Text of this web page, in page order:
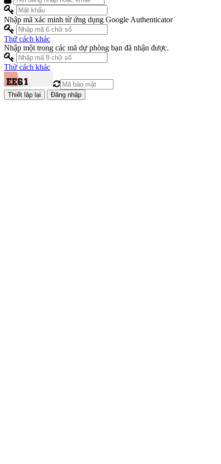
Nhập mã xác minh từ ứng dụng Google Authenticator
Thử cách khác
Nhập một trong các mã dự phòng bạn đã nhận được.
Thử cách khác
Đăng nhập